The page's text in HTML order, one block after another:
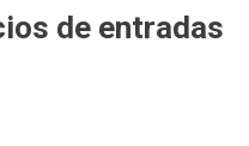
de entradas